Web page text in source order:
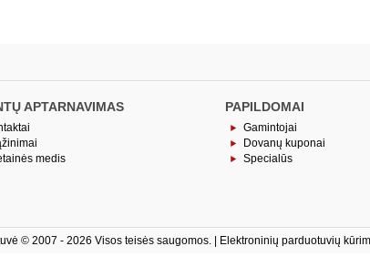
APTARNAVIMAS
medis
PAPILDOMAI
Gamintojai
Dovanų kuponai
Specialūs
© 2007 - 2026 Visos teisės saugomos. | Elektroninių parduotuvių